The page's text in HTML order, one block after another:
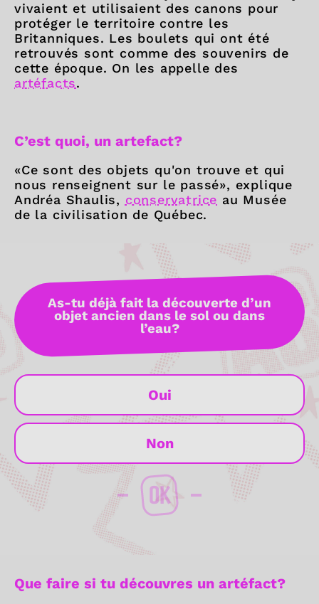
vivaient et utilisaient des canons pour
protéger le territoire contre les
Britanniques. Les boulets qui ont été
retrouvés sont comme des souvenirs de
cette époque. On les appelle des
artéfacts.
C’est quoi, un artefact?
«Ce sont des objets qu'on trouve et qui
nous renseignent sur le passé», explique
Andréa Shaulis, conservatrice au Musée
de la civilisation de Québec.
As-tu déjà fait la découverte d’un
objet ancien dans le sol ou dans
l’eau?
Oui
Non
OK
Que faire si tu découvres un artéfact?